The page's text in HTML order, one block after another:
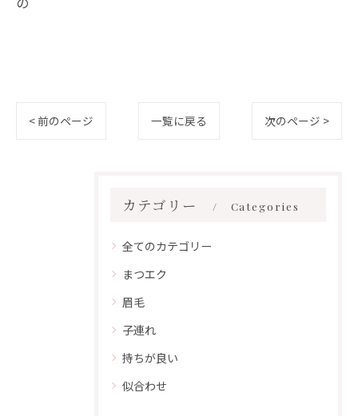
< 前のページ 一覧に戻る 次のページ >
カテゴリー Categories
全てのカテゴリー
まつエク
眉毛
子連れ
持ちが良い
似合わせ